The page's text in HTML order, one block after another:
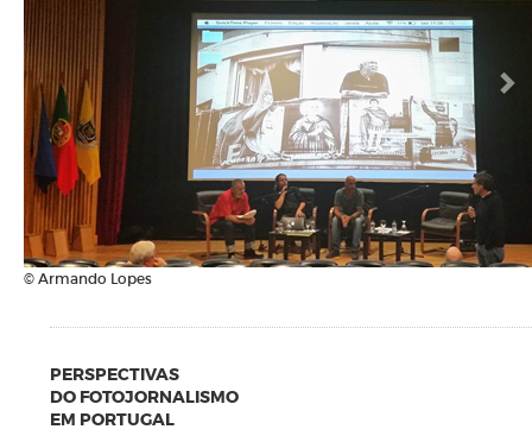
© Armando Lopes
PERSPECTIVAS
DO FOTOJORNALISMO
EM PORTUGAL